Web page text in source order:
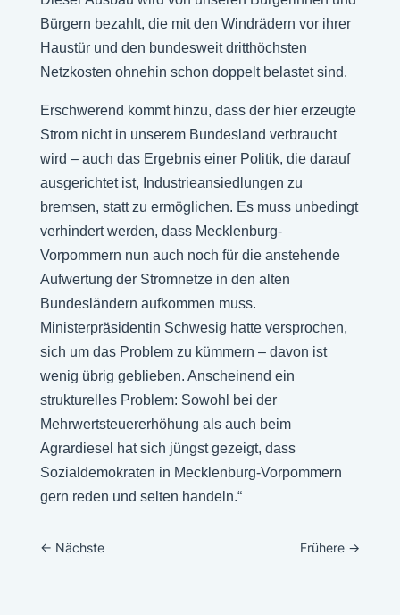
Bürgern bezahlt, die mit den Windrädern vor ihrer
Haustür und den bundesweit dritthöchsten
Netzkosten ohnehin schon doppelt belastet sind.
Erschwerend kommt hinzu, dass der hier erzeugte
Strom nicht in unserem Bundesland verbraucht
wird – auch das Ergebnis einer Politik, die darauf
ausgerichtet ist, Industrieansiedlungen zu
bremsen, statt zu ermöglichen. Es muss unbedingt
verhindert werden, dass Mecklenburg-
Vorpommern nun auch noch für die anstehende
Aufwertung der Stromnetze in den alten
Bundesländern aufkommen muss.
Ministerpräsidentin Schwesig hatte versprochen,
sich um das Problem zu kümmern – davon ist
wenig übrig geblieben. Anscheinend ein
strukturelles Problem: Sowohl bei der
Mehrwertsteuererhöhung als auch beim
Agrardiesel hat sich jüngst gezeigt, dass
Sozialdemokraten in Mecklenburg-Vorpommern
gern reden und selten handeln.“
← Nächste Frühere →